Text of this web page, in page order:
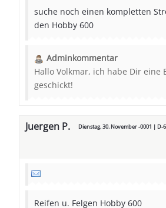
suche noch einen kompletten
den Hobby 600
Adminkommentar
Hallo Volkmar, ich habe Dir eine
geschickt!
Juergen P. Dienstag, 30. November -0001 | D-
Reifen u. Felgen Hobby 600